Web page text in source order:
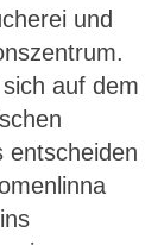
und
auf dem
entscheiden